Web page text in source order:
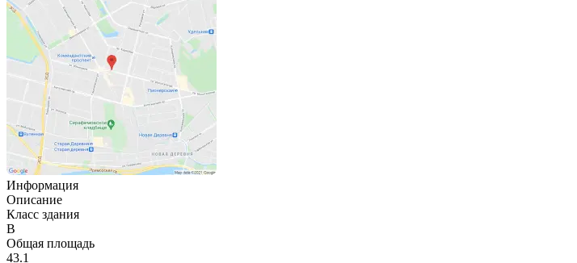
Информация
Описание
Класс здания
B
Общая площадь
43.1